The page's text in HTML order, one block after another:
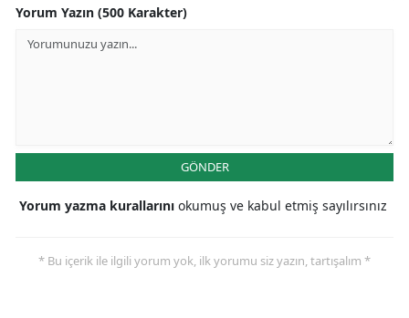
Yorum Yazın (500 Karakter)
GÖNDER
Yorum yazma kurallarını okumuş ve kabul etmiş sayılırsınız
* Bu içerik ile ilgili yorum yok, ilk yorumu siz yazın, tartışalım *